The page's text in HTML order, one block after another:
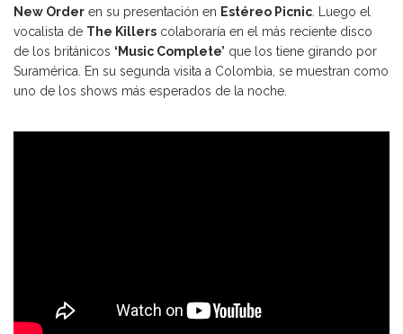
New Order en su presentación en Estéreo Picnic . Luego el
vocalista de The Killers colaboraría en el más reciente disco
de los británicos ‘Music Complete’ que los tiene girando por
Suramérica. En su segunda visita a Colombia, se muestran como
uno de los shows más esperados de la noche.